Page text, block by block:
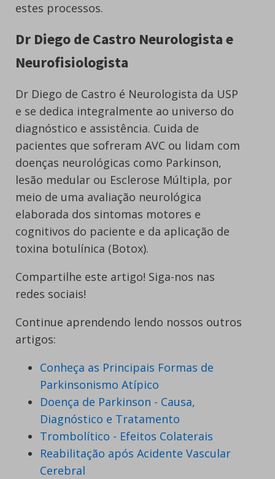
estes processos.
Dr Diego de Castro Neurologista e
Neurofisiologista
Dr Diego de Castro é Neurologista da USP
e se dedica integralmente ao universo do
diagnóstico e assistência. Cuida de
pacientes que sofreram AVC ou lidam com
doenças neurológicas como Parkinson,
lesão medular ou Esclerose Múltipla, por
meio de uma avaliação neurológica
elaborada dos sintomas motores e
cognitivos do paciente e da aplicação de
toxina botulínica (Botox).
Compartilhe este artigo! Siga-nos nas
redes sociais!
Continue aprendendo lendo nossos outros
artigos:
Conheça as Principais Formas de
Parkinsonismo Atípico
Doença de Parkinson - Causa,
Diagnóstico e Tratamento
Trombolítico - Efeitos Colaterais
Reabilitação após Acidente Vascular
Cerebral